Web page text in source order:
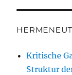
Kritische
Struktur